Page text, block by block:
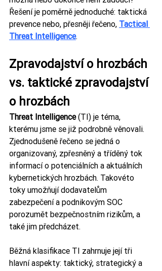
Řešení je poměrně jednoduché: taktická
prevence nebo, přesněji řečeno, Tactical
Threat Intelligence.
Zpravodajství o hrozbách
vs. taktické zpravodajství
o hrozbách
Threat Intelligence (TI) je téma,
kterému jsme se již podrobně věnovali.
Zjednodušeně řečeno se jedná o
organizovaný, zpřesněný a tříděný tok
informací o potenciálních a aktuálních
kybernetických hrozbách. Takovéto
toky umožňují dodavatelům
zabezpečení a podnikovým SOC
porozumět bezpečnostním rizikům, a
také jim předcházet.
Běžná klasifikace TI zahrnuje její tři
hlavní aspekty: taktický, strategický a